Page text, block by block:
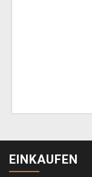
EINKAUFEN